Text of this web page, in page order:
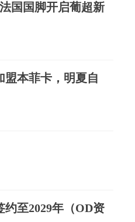
国国脚开启葡超新
盟本菲卡，明夏自
至2029年（OD资